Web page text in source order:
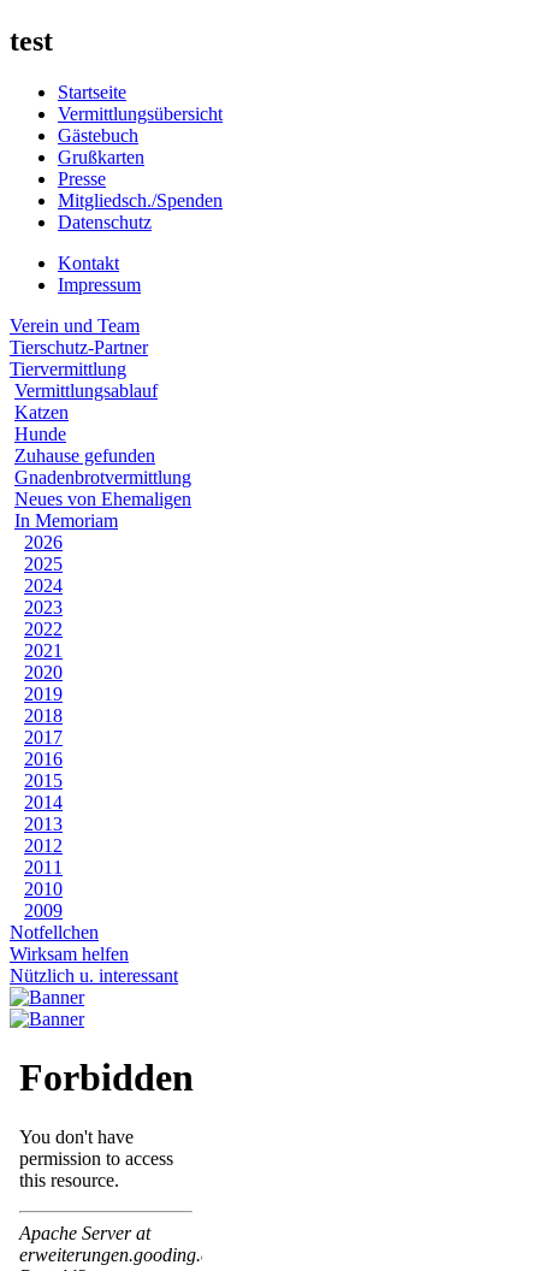
test
Startseite
Vermittlungsübersicht
Gästebuch
Grußkarten
Presse
Mitgliedsch./Spenden
Datenschutz
Kontakt
Impressum
Verein und Team
Tierschutz-Partner
Tiervermittlung
Vermittlungsablauf
Katzen
Hunde
Zuhause gefunden
Gnadenbrotvermittlung
Neues von Ehemaligen
In Memoriam
2026
2025
2024
2023
2022
2021
2020
2019
2018
2017
2016
2015
2014
2013
2012
2011
2010
2009
Notfellchen
Wirksam helfen
Nützlich u. interessant